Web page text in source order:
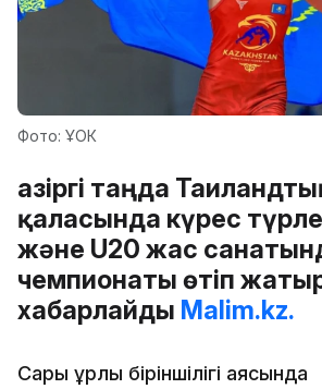
Фото: ҰОК
Қазіргі таңда
қаласында күрес
және U20 жас
чемпионаты өтіп
хабарлайды Malim.kz.
Сары құрлық біріншілігі аясында